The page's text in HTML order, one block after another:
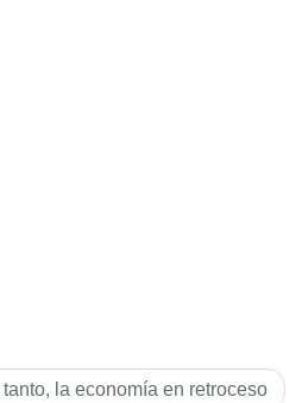
la economí­a en retroceso